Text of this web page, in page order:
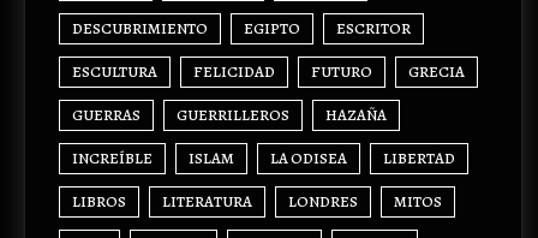
DESCUBRIMIENTO EGIPTO ESCRITOR
ESCULTURA FELICIDAD FUTURO GRECIA
GUERRAS GUERRILLEROS HAZAÑA
INCREÍBLE ISLAM LA ODISEA LIBERTAD
LIBROS LITERATURA LONDRES MITOS